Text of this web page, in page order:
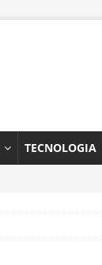
TECNOLOGIA